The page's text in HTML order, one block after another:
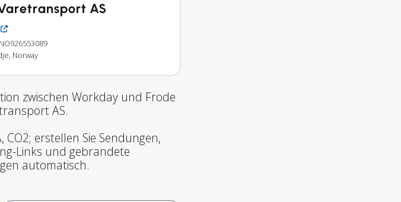
AS
NO926553089
Norway
zwischen Workday und Frode
AS.
CO2; erstellen Sie Sendungen,
Links und gebrandete
automatisch.